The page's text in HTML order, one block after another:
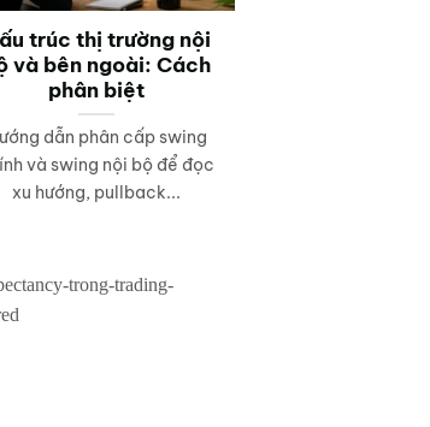
trúc thị trường nội
và bên ngoài: Cách
phân biệt
dẫn phân cấp swing
và swing nội bộ để đọc
xu hướng, pullback...